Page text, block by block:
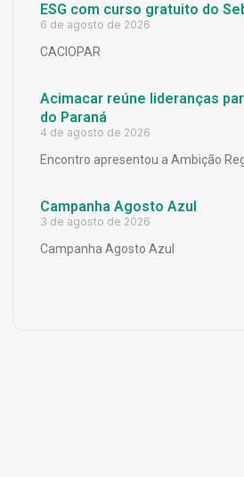
ESG com curso gratuito do
6 de agosto de 2026
CACIOPAR
Acimacar reúne lideranças
do Paraná
4 de agosto de 2026
Encontro apresentou a Ambição
Campanha Agosto Azul
3 de agosto de 2026
Campanha Agosto Azul